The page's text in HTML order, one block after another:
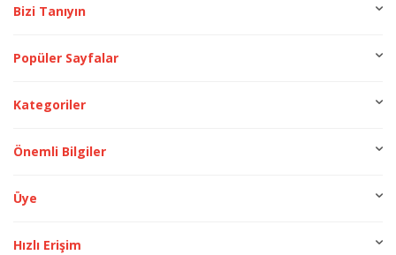
Bizi Tanıyın
Popüler Sayfalar
Kategoriler
Önemli Bilgiler
Üye
Hızlı Erişim